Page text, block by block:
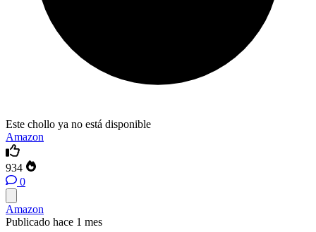
Este chollo ya no está disponible
Amazon
934
0
Amazon
Publicado hace 1 mes